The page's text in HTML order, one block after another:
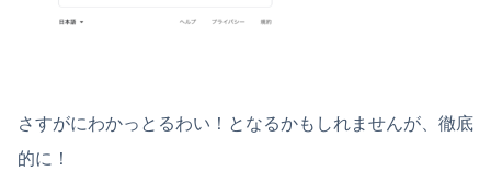
さすがにわかっとるわい！となるかもしれませんが、徹底
的に！